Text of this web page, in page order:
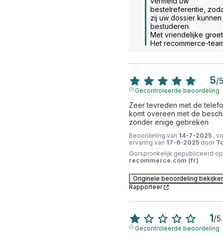
bestelreferentie,
zij uw dossier kunnen
bestuderen.
Met vriendelijke
Het recommerce-
5/5
Gecontroleerde beoordeling
Zeer tevreden met de
komt overeen met de
zonder enige gebreken
Beoordeling van 14-7-2025 ,
ervaring van 17-6-2025 door
Oorspronkelijk gepubliceerd op
recommerce.com (fr)
Originele beoordeling
Rapporteer
1/5
Gecontroleerde beoordeling